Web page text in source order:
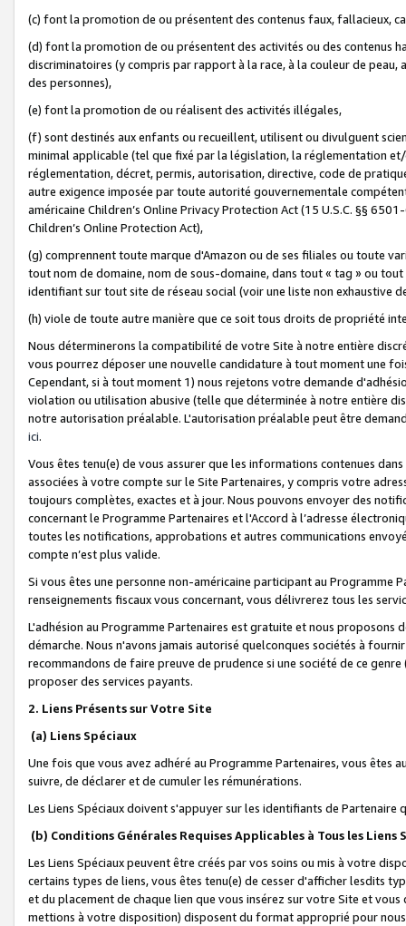
(c) font la promotion de ou présentent des contenus faux, fallacieux,
(d) font la promotion de ou présentent des activités ou des contenus
discriminatoires (y compris par rapport à la race, à la couleur de
des personnes),
(e) font la promotion de ou réalisent des activités illégales,
(f) sont destinés aux enfants ou recueillent, utilisent ou divulguent
minimal applicable (tel que fixé par la législation, la réglementation
réglementation, décret, permis, autorisation, directive, code de
autre exigence imposée par toute autorité gouvernementale
américaine Children’s Online Privacy Protection Act (15 U.S.C. §§
Children’s Online Protection Act),
(g) comprennent toute marque d'Amazon ou de ses filiales ou toute
tout nom de domaine, nom de sous-domaine, dans tout « tag » ou
identifiant sur tout site de réseau social (voir une liste non exhaustive
(h) viole de toute autre manière que ce soit tous droits de propriété
Nous déterminerons la compatibilité de votre Site à notre entière
vous pourrez déposer une nouvelle candidature à tout moment une
Cependant, si à tout moment 1) nous rejetons votre demande
violation ou utilisation abusive (telle que déterminée à notre entière
notre autorisation préalable. L'autorisation préalable peut être
ici.
Vous êtes tenu(e) de vous assurer que les informations contenues
associées à votre compte sur le Site Partenaires, y compris votre
toujours complètes, exactes et à jour. Nous pouvons envoyer des
concernant le Programme Partenaires et l'Accord à l’adresse
toutes les notifications, approbations et autres communications
compte n’est plus valide.
Si vous êtes une personne non-américaine participant au
renseignements fiscaux vous concernant, vous délivrerez tous les
L'adhésion au Programme Partenaires est gratuite et nous proposons
démarche. Nous n'avons jamais autorisé quelconques sociétés à
recommandons de faire preuve de prudence si une société de ce
proposer des services payants.
2. Liens Présents sur Votre Site
(a) Liens Spéciaux
Une fois que vous avez adhéré au Programme Partenaires, vous êtes
suivre, de déclarer et de cumuler les rémunérations.
Les Liens Spéciaux doivent s'appuyer sur les identifiants de Partenaire
(b) Conditions Générales Requises Applicables à Tous les Liens
Les Liens Spéciaux peuvent être créés par vos soins ou mis à votre
certains types de liens, vous êtes tenu(e) de cesser d'afficher lesdits
et du placement de chaque lien que vous insérez sur votre Site et
mettions à votre disposition) disposent du format approprié pour